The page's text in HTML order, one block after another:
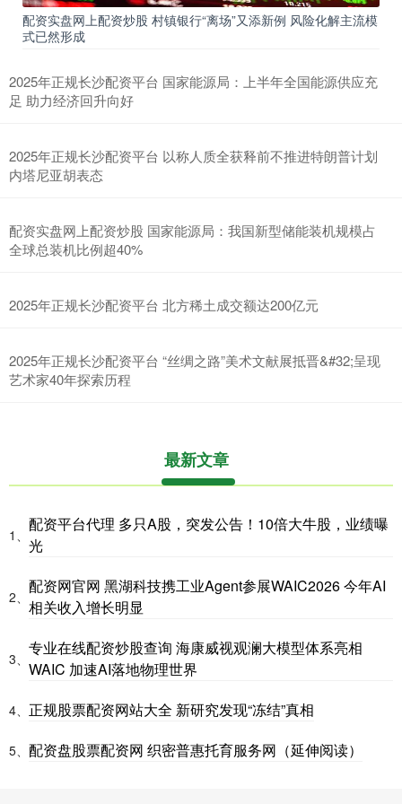
配资实盘网上配资炒股 村镇银行“离场”又添新例 风险化解主流模
式已然形成
2025年正规长沙配资平台 国家能源局：上半年全国能源供应充
足 助力经济回升向好
2025年正规长沙配资平台 以称人质全获释前不推进特朗普计划
内塔尼亚胡表态
配资实盘网上配资炒股 国家能源局：我国新型储能装机规模占
全球总装机比例超40%
2025年正规长沙配资平台 北方稀土成交额达200亿元
2025年正规长沙配资平台 “丝绸之路”美术文献展抵晋&#32;呈现
艺术家40年探索历程
最新文章
1、
配资平台代理 多只A股，突发公告！10倍大牛股，业绩曝
光
2、
配资网官网 黑湖科技携工业Agent参展WAIC2026 今年AI
相关收入增长明显
3、
专业在线配资炒股查询 海康威视观澜大模型体系亮相
WAIC 加速AI落地物理世界
4、 正规股票配资网站大全 新研究发现“冻结”真相
5、 配资盘股票配资网 织密普惠托育服务网（延伸阅读）